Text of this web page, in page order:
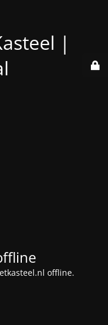
|
offline.